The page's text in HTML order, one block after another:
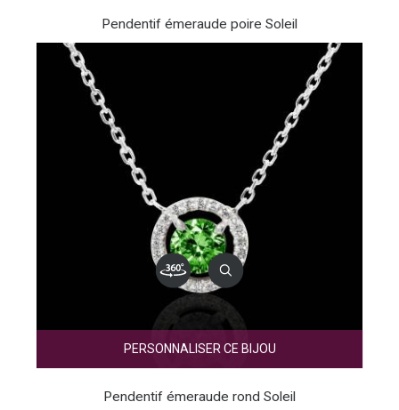
Pendentif émeraude poire Soleil
PERSONNALISER CE BIJOU
Pendentif émeraude rond Soleil